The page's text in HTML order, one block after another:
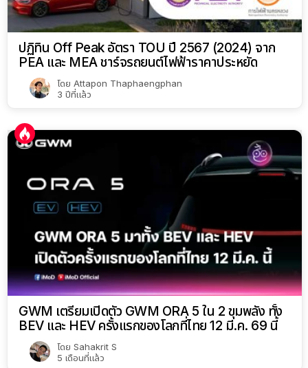
ปฏิทิน Off Peak อัตรา TOU ปี 2567 (2024) จาก
PEA และ MEA ชาร์จรถยนต์ไฟฟ้าราคาประหยัด
โดย Attapon Thaphaengphan
3 ปีที่แล้ว
GWM เตรียมเปิดตัว GWM ORA 5 ใน 2 ขุมพลัง ทั้ง
BEV และ HEV ครั้งแรกของโลกที่ไทย 12 มี.ค. 69 นี้
โดย Sahakrit S
5 เดือนที่แล้ว